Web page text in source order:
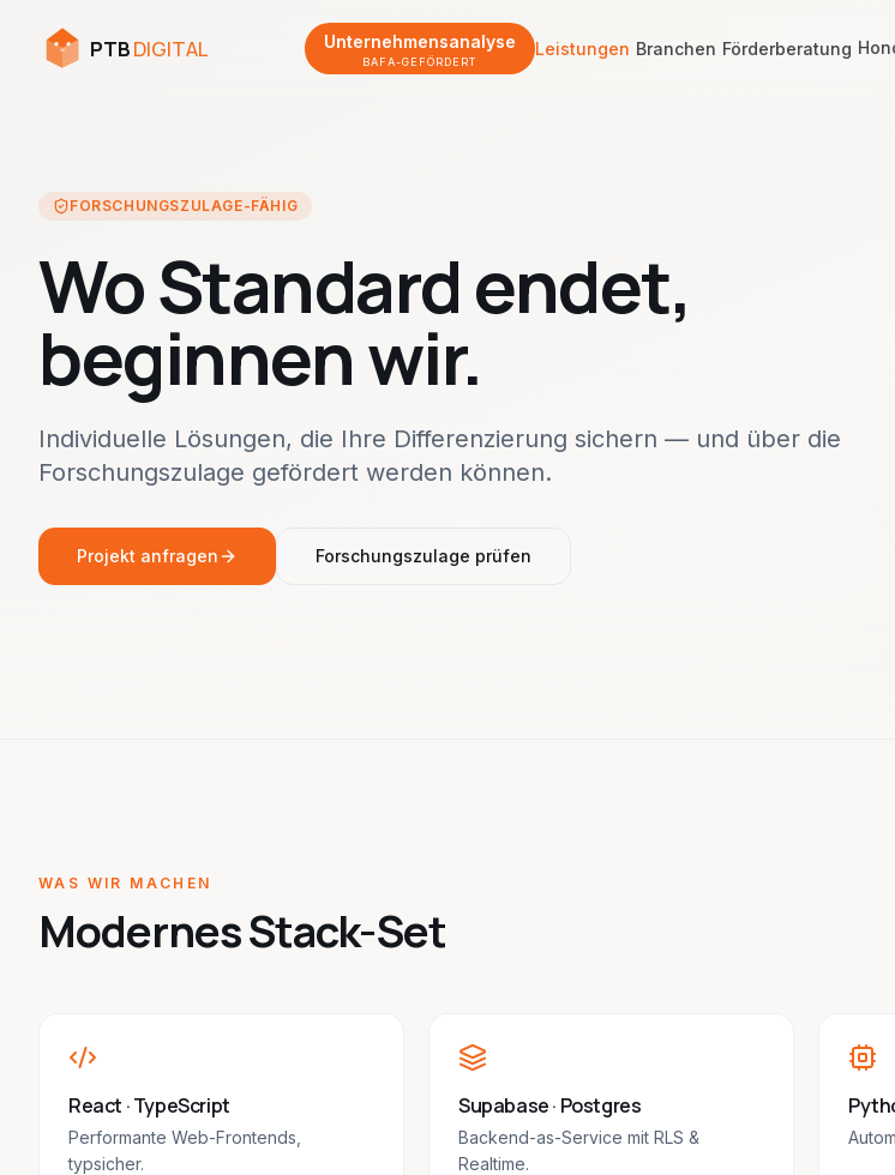
PTBDIGITAL Unternehmensanalyse
BAFA-GEFÖRDERT
Leistungen Branchen Förderberatung
FORSCHUNGSZULAGE-FÄHIG
Wo Standard endet,
beginnen wir.
Individuelle Lösungen, die Ihre Differenzierung sichern — und über die
Forschungszulage gefördert werden können.
Projekt anfragen Forschungszulage prüfen
WAS WIR MACHEN
Modernes Stack-Set
React · TypeScript
Performante Web-Frontends,
typsicher.
Supabase · Postgres
Backend-as-Service mit RLS &
Realtime.